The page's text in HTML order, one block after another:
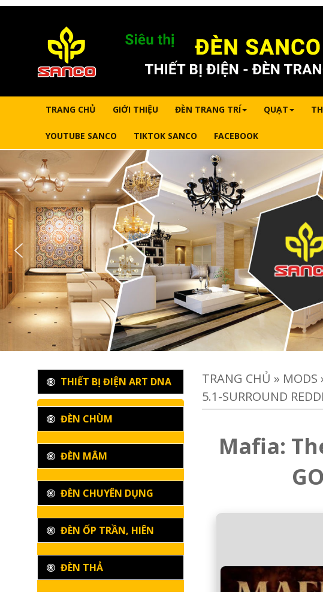
TRANG CHỦ GIỚI THIỆU ĐÈN TRANG TRÍ QUẠT
YOUTUBE SANCO TIKTOK SANCO FACEBOOK
TRANG CHỦ » MODS
5.1-SURROUND
Mafia:
THIẾT BỊ ĐIỆN ART DNA
ĐÈN CHÙM
ĐÈN MÂM
ĐÈN CHUYÊN DỤNG
ĐÈN ỐP TRẦN, HIÊN
ĐÈN THẢ